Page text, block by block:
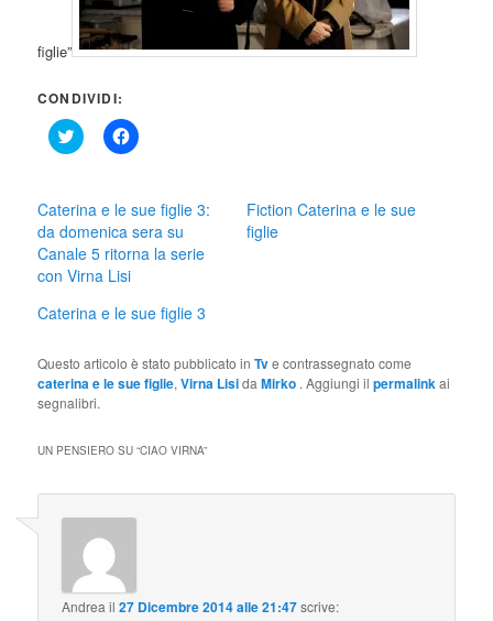
figlie”
CONDIVIDI:
Click
to
(Si
apre
in
una
nuova
finestra)
Fai
clic
Facebook
(Si
apre
in
una
Caterina e le sue figlie 3:
da domenica sera su
Canale 5 ritorna la serie
con Virna Lisi
Fiction Caterina e le sue
figlie
Caterina e le sue figlie 3
Questo articolo è stato pubblicato inTve contrassegnato come
caterina e le sue figlie,Virna LisidaMirko . Aggiungi ilpermalinkai
segnalibri.
UN PENSIERO SU “CIAO VIRNA”
Andrea il27 Dicembre 2014 alle 21:47scrive: